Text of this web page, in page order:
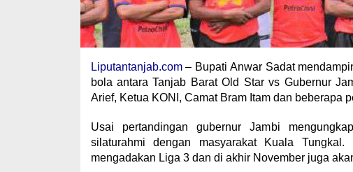
Liputantanjab.com– Bupati Anwar Sadat
bola antara Tanjab Barat Old Star vs Gubernur
Arief, Ketua KONI, Camat Bram Itam dan beberapa
Usai pertandingan gubernur Jambi
silaturahmi dengan masyarakat Kuala
mengadakan Liga 3 dan di akhir November juga